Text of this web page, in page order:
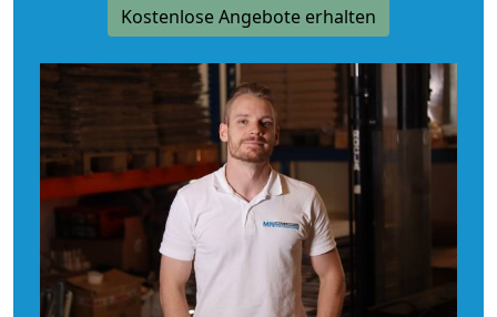
Kostenlose Angebote erhalten